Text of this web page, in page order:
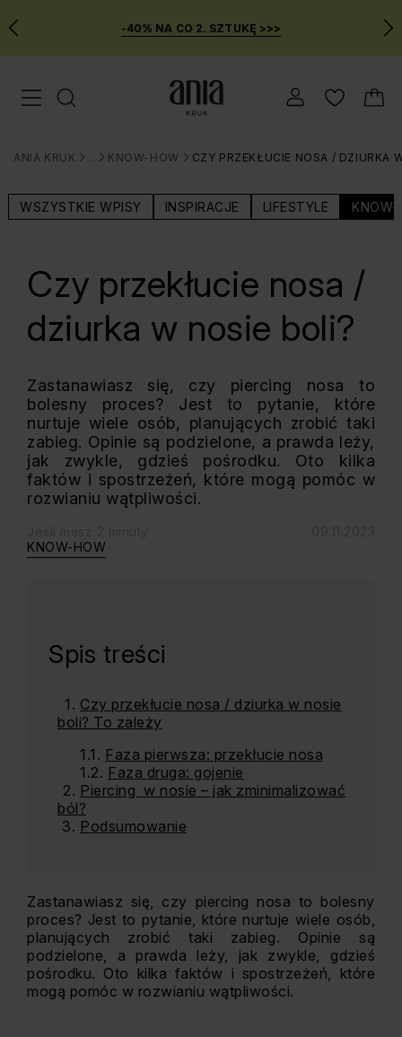
Przejdź
do
MENU
-40% NA CO 2. SZTUKĘ >>>
Menu mobilne
ANIA KRUK
>
BLOG
>
KNOW-HOW
>
CZY PRZEKŁUCIE NOSA / DZIURKA
WSZYSTKIE WPISY INSPIRACJE LIFESTYLE KNOW-
Czy przekłucie nosa /
dziurka w nosie boli?
Zastanawiasz się, czy piercing nosa to
bolesny proces? Jest to pytanie, które
nurtuje wiele osób, planujących zrobić taki
zabieg. Opinie są podzielone, a prawda leży,
jak zwykle, gdzieś pośrodku. Oto kilka
faktów i spostrzeżeń, które mogą pomóc w
rozwianiu wątpliwości.
KNOW-HOW
Spis treści
Czy przekłucie nosa / dziurka w nosie
boli? To zależy
Faza pierwsza: przekłucie nosa
Faza druga: gojenie
Piercing w nosie – jak zminimalizować
ból?
Podsumowanie
Zastanawiasz się, czy piercing nosa to bolesny
proces? Jest to pytanie, które nurtuje wiele osób,
planujących zrobić taki zabieg. Opinie są
podzielone, a prawda leży, jak zwykle, gdzieś
pośrodku. Oto kilka faktów i spostrzeżeń, które
mogą pomóc w rozwianiu wątpliwości.